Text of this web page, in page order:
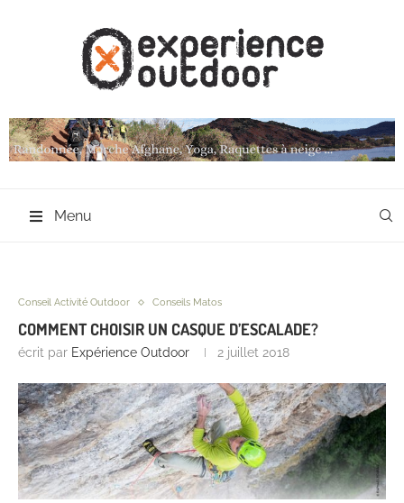
Menu
Conseil Activité Outdoor Conseils Matos
COMMENT CHOISIR UN CASQUE D’ESCALADE?
écrit par Expérience Outdoor 2 juillet 2018